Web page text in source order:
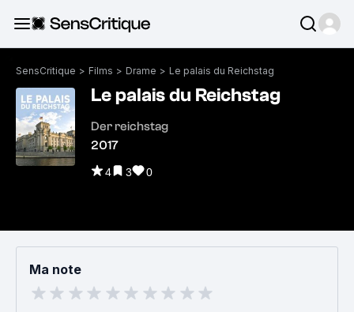
SensCritique > Films > Drame > Le palais du Reichstag
Le palais du Reichstag
Der reichstag
2017
4 3 0
Ma note